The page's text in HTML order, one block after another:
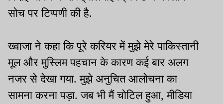
सोच पर टिप्पणी की है.
ख्वाजा ने कहा कि पूरे करियर में मुझे मेरे पाकिस्तानी
मूल और मुस्लिम पहचान के कारण कई बार अलग
नजर से देखा गया. मुझे अनुचित आलोचना का
सामना करना पड़ा. जब भी मैं चोटिल हुआ, मीडिया